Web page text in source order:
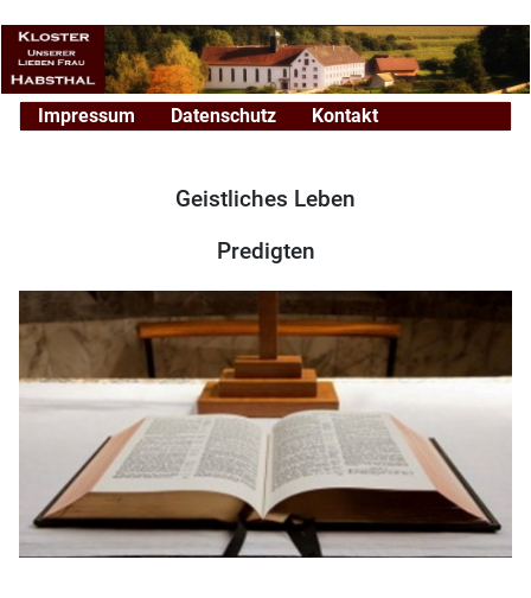
Impressum Datenschutz Kontakt
Geistliches Leben
Predigten